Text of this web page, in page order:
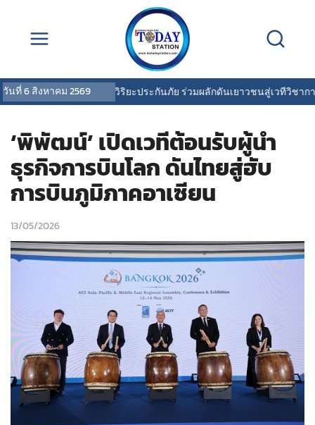
วันที่6 สิงหาคม 2569
บเทศกาลวันแม่|วิริยะประกันภัย ร่วมผลักดันเยาวชนสู่เวทีวิชาการด้าน
‘พิพัฒน์’ เปิดเวทีต้อนรับผู้นำ
ธุรกิจการบินโลก ดันไทยสู่ฮับ
การบินภูมิภาคอาเซียน
13/05/2026